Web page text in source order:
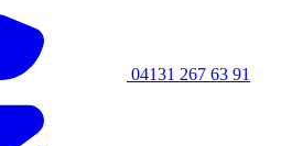
04131 267 63 91